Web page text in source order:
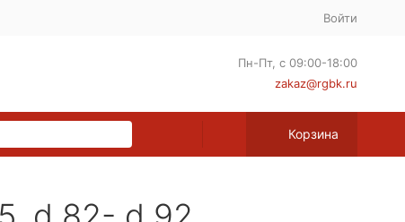
Войти
Пн-Пт, с 09:00-18:00
zakaz@rgbk.ru
Корзина